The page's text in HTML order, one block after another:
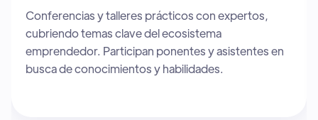
Espacio dedicado a patrocinadores y socios
estratégicos que apoyan startups innovadoras.
Participan empresas y organizaciones clave que
buscan colaborar con el ecosistema emprendedor.